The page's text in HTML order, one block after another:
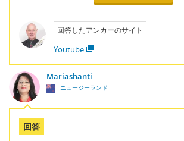
回答したアンカーのサイト
Youtube
Mariashanti
ニュージーランド
回答